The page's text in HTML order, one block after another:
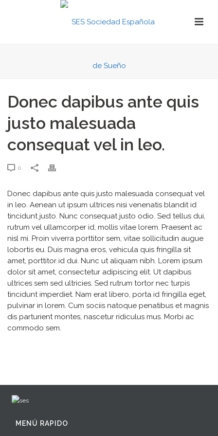
Donec dapibus ante quis
justo malesuada
consequat vel in leo.
0
Donec dapibus ante quis justo malesuada consequat vel
in leo. Aenean ut ipsum ultrices nisi venenatis blandit id
tincidunt justo. Nunc consequat justo odio. Sed tellus dui,
rutrum vel ullamcorper id, mollis vitae lorem. Praesent ac
nisl mi. Proin viverra porttitor sem, vitae sollicitudin augue
lobortis eu. Duis magna eros, vehicula quis fringilla sit
amet, porttitor id dui. Nunc ut aliquam nibh. Lorem ipsum
dolor sit amet, consectetur adipiscing elit. Ut dapibus
ultrices sem sed ultricies. Sed rutrum tortor nec turpis
tincidunt imperdiet. Nam erat libero, porta id fringilla eget,
pulvinar in lorem. Cum sociis natoque penatibus et magnis
dis parturient montes, nascetur ridiculus mus. Morbi ac
commodo sem.
MENÚ RAPIDO